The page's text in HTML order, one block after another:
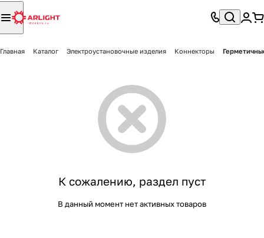
Главная Каталог Электроустановочные изделия Коннекторы
К сожалению, раздел пуст
В данный момент нет активных товаров